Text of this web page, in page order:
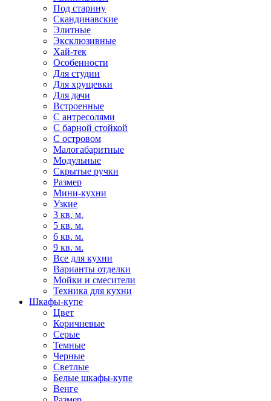
Под старину
Скандинавские
Элитные
Эксклюзивные
Хай-тек
Особенности
Для студии
Для хрущевки
Для дачи
Встроенные
С антресолями
С барной стойкой
С островом
Малогабаритные
Модульные
Скрытые ручки
Размер
Мини-кухни
Узкие
3 кв. м.
5 кв. м.
6 кв. м.
9 кв. м.
Все для кухни
Варианты отделки
Мойки и смесители
Техника для кухни
Шкафы-купе
Цвет
Коричневые
Серые
Темные
Черные
Светлые
Белые шкафы-купе
Венге